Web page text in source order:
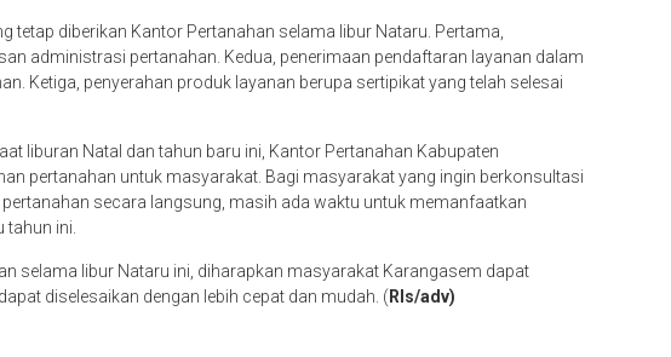
tetap diberikan Kantor Pertanahan selama libur Nataru. Pertama,
administrasi pertanahan. Kedua, penerimaan pendaftaran layanan dalam
Ketiga, penyerahan produk layanan berupa sertipikat yang telah selesai
liburan Natal dan tahun baru ini, Kantor Pertanahan Kabupaten
pertanahan untuk masyarakat. Bagi masyarakat yang ingin berkonsultasi
secara langsung, masih ada waktu untuk memanfaatkan
tahun ini.
selama libur Nataru ini, diharapkan masyarakat Karangasem dapat
diselesaikan dengan lebih cepat dan mudah. ( Rls/adv)